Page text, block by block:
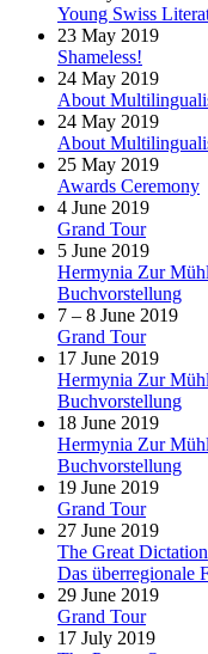
Young Swiss
23 May 2019
Shameless!
24 May 2019
About
24 May 2019
About
25 May 2019
Awards Ceremony
4 June 2019
Grand Tour
5 June 2019
Hermynia Zur
Buchvorstellung
7 – 8 June 2019
Grand Tour
17 June 2019
Hermynia Zur
Buchvorstellung
18 June 2019
Hermynia Zur
Buchvorstellung
19 June 2019
Grand Tour
27 June 2019
The Great Dictation
Das überregionale
29 June 2019
Grand Tour
17 July 2019